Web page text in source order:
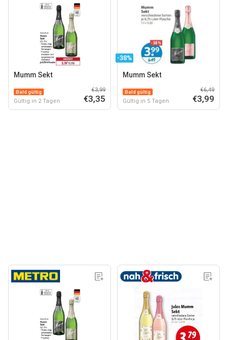
Mumm Sekt
Bald gültig
Gültig in 2 Tagen
€3,99
€3,35
-38%
Mumm Sekt
Bald gültig
Gültig in 5 Tagen
€6,49
€3,99